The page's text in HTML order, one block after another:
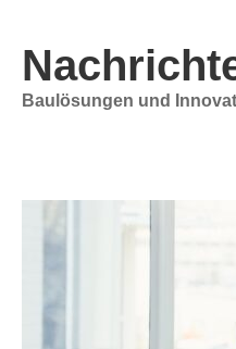
Baulösungen und